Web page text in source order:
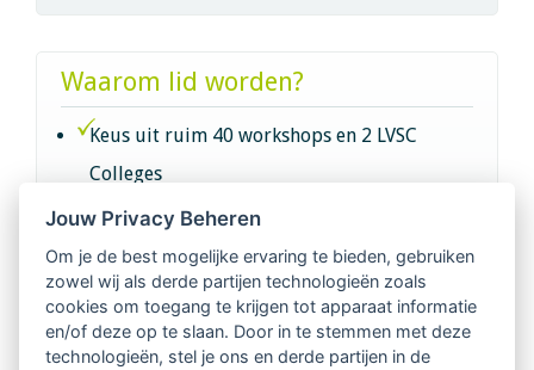
Waarom lid worden?
Keus uit ruim 40 workshops en 2 LVSC
Colleges
Intervisie met geregistreerde vakgenoten
Netwerk van 2100 professionals in 14
regio's
Jouw Privacy Beheren
Om je de best mogelijke ervaring te bieden, gebruiken
zowel wij als derde partijen technologieën zoals
cookies om toegang te krijgen tot apparaat informatie
en/of deze op te slaan. Door in te stemmen met deze
technologieën, stel je ons en derde partijen in de